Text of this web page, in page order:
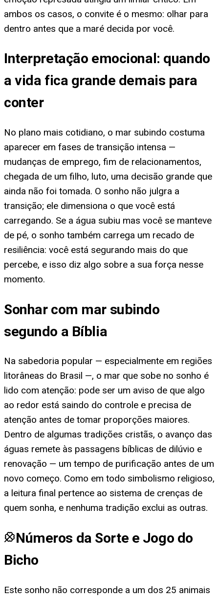
ambos os casos, o convite é o mesmo: olhar para
dentro antes que a maré decida por você.
Interpretação emocional: quando
a vida fica grande demais para
conter
No plano mais cotidiano, o mar subindo costuma
aparecer em fases de transição intensa —
mudanças de emprego, fim de relacionamentos,
chegada de um filho, luto, uma decisão grande que
ainda não foi tomada. O sonho não julgra a
transição; ele dimensiona o que você está
carregando. Se a água subiu mas você se manteve
de pé, o sonho também carrega um recado de
resiliência: você está segurando mais do que
percebe, e isso diz algo sobre a sua força nesse
momento.
Sonhar com mar subindo
segundo a Bíblia
Na sabedoria popular — especialmente em regiões
litorâneas do Brasil —, o mar que sobe no sonho é
lido com atenção: pode ser um aviso de que algo
ao redor está saindo do controle e precisa de
atenção antes de tomar proporções maiores.
Dentro de algumas tradições cristãs, o avanço das
águas remete às passagens bíblicas de dilúvio e
renovação — um tempo de purificação antes de um
novo começo. Como em todo simbolismo religioso,
a leitura final pertence ao sistema de crenças de
quem sonha, e nenhuma tradição exclui as outras.
Números da Sorte e Jogo do
Bicho
Este sonho não corresponde a um dos 25 animais